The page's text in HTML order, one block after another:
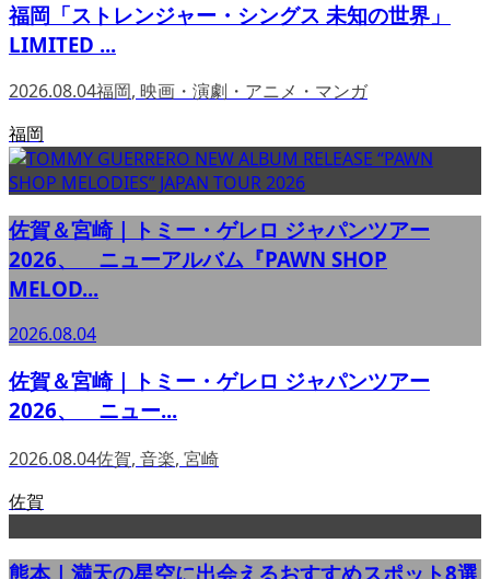
福岡「ストレンジャー・シングス 未知の世界」
LIMITED ...
2026.08.04福岡, 映画・演劇・アニメ・マンガ
福岡
佐賀＆宮崎｜トミー・ゲレロ ジャパンツアー
2026、 ニューアルバム『PAWN SHOP
MELOD...
2026.08.04
佐賀＆宮崎｜トミー・ゲレロ ジャパンツアー
2026、 ニュー...
2026.08.04佐賀, 音楽, 宮崎
佐賀
熊本｜満天の星空に出会えるおすすめスポット8選